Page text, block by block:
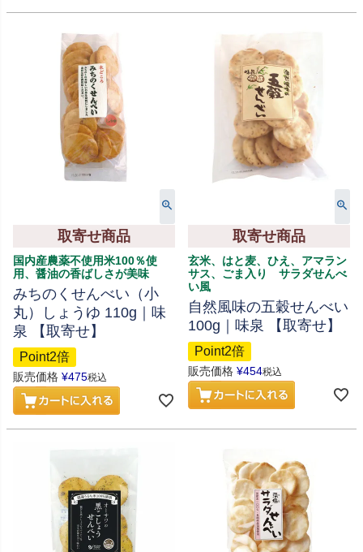
取寄せ商品
国内産農薬不使用米100％使
用、醤油の香ばしさが美味
みちのくせんべい（小
丸）しょうゆ 110g｜味
泉 【取寄せ】
Point2倍
販売価格 ¥475税込
取寄せ商品
玄米、はと麦、ひえ、アマラン
サス、ごま入り サラダせんべ
い風
自然風味の五穀せんべい
100g｜味泉 【取寄せ】
Point2倍
販売価格 ¥454税込